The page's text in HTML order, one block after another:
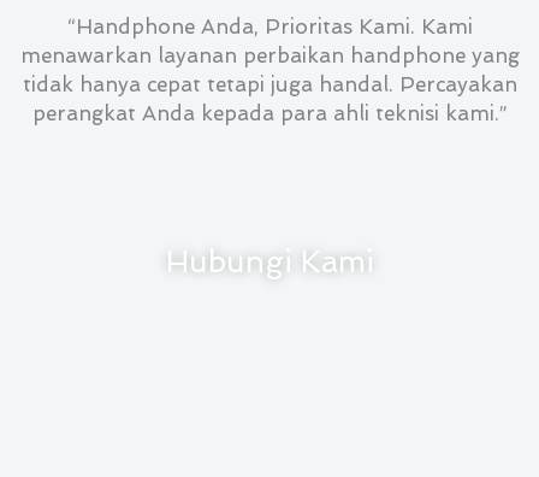
“Handphone Anda, Prioritas Kami. Kami
menawarkan layanan perbaikan handphone yang
tidak hanya cepat tetapi juga handal. Percayakan
perangkat Anda kepada para ahli teknisi kami.”
Hubungi Kami